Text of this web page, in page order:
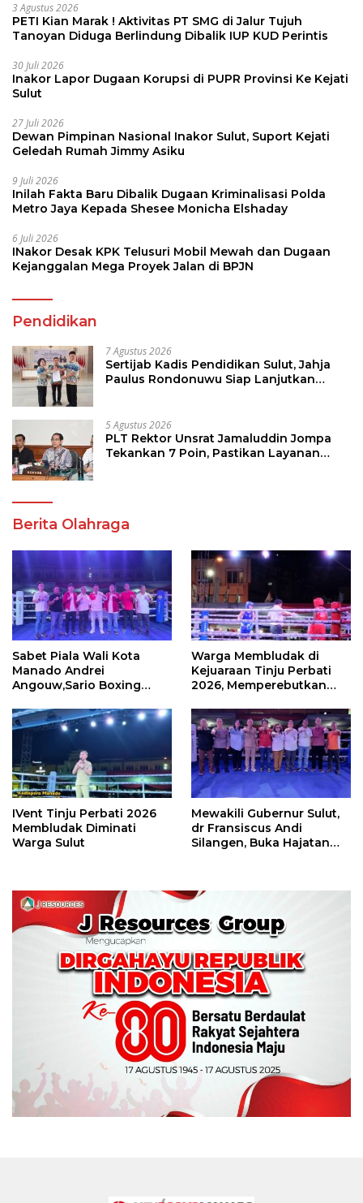
3 Agustus 2026
PETI Kian Marak ! Aktivitas PT SMG di Jalur Tujuh
Tanoyan Diduga Berlindung Dibalik IUP KUD Perintis
30 Juli 2026
Inakor Lapor Dugaan Korupsi di PUPR Provinsi Ke Kejati
Sulut
27 Juli 2026
Dewan Pimpinan Nasional Inakor Sulut, Suport Kejati
Geledah Rumah Jimmy Asiku
9 Juli 2026
Inilah Fakta Baru Dibalik Dugaan Kriminalisasi Polda
Metro Jaya Kepada Shesee Monicha Elshaday
6 Juli 2026
INakor Desak KPK Telusuri Mobil Mewah dan Dugaan
Kejanggalan Mega Proyek Jalan di BPJN
Pendidikan
7 Agustus 2026
Sertijab Kadis Pendidikan Sulut, Jahja
Paulus Rondonuwu Siap Lanjutkan
5 Agustus 2026
PLT Rektor Unsrat Jamaluddin Jompa
Tekankan 7 Poin, Pastikan Layanan
Berita Olahraga
Sabet Piala Wali Kota
Manado Andrei
Angouw,Sario Boxing
Perbati 2026
Warga Membludak di
Kejuaraan Tinju Perbati
2026, Memperebutkan
IVent Tinju Perbati 2026
Membludak Diminati
Warga Sulut
Mewakili Gubernur Sulut,
dr Fransiscus Andi
Silangen, Buka Hajatan